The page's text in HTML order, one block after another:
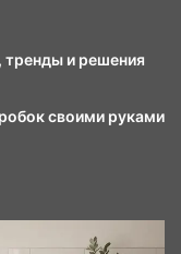
тренды и решения
своими руками